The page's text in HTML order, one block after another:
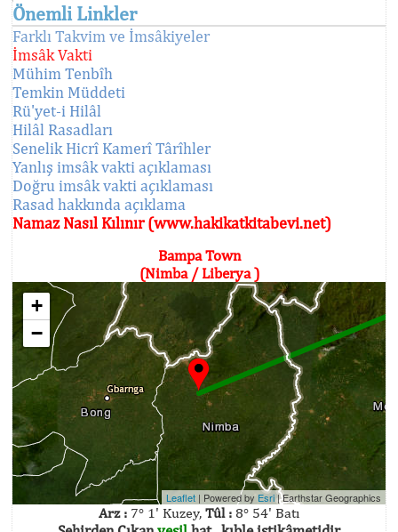
Önemli Linkler
Farklı Takvim ve İmsâkiyeler
İmsâk Vakti
Mühim Tenbîh
Temkin Müddeti
Rü'yet-i Hilâl
Hilâl Rasadları
Senelik Hicrî Kamerî Târîhler
Yanlış imsâk vakti açıklaması
Doğru imsâk vakti açıklaması
Rasad hakkında açıklama
Namaz Nasıl Kılınır (www.hakikatkitabevi.net)
Bampa Town
(Nimba / Liberya )
+
−
Leaflet | Powered by Esri|Earthstar Geographics
Arz : 7° 1' Kuzey, Tûl : 8° 54' Batı